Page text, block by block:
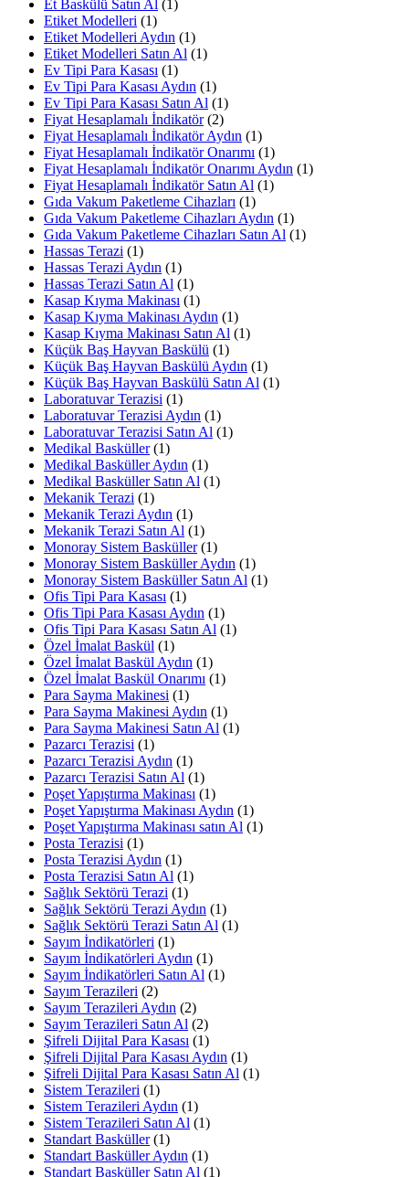
Et Baskülü Satın Al (1)
Etiket Modelleri (1)
Etiket Modelleri Aydın (1)
Etiket Modelleri Satın Al (1)
Ev Tipi Para Kasası (1)
Ev Tipi Para Kasası Aydın (1)
Ev Tipi Para Kasası Satın Al (1)
Fiyat Hesaplamalı İndikatör (2)
Fiyat Hesaplamalı İndikatör Aydın (1)
Fiyat Hesaplamalı İndikatör Onarımı (1)
Fiyat Hesaplamalı İndikatör Onarımı Aydın (1)
Fiyat Hesaplamalı İndikatör Satın Al (1)
Gıda Vakum Paketleme Cihazları (1)
Gıda Vakum Paketleme Cihazları Aydın (1)
Gıda Vakum Paketleme Cihazları Satın Al (1)
Hassas Terazi (1)
Hassas Terazi Aydın (1)
Hassas Terazi Satın Al (1)
Kasap Kıyma Makinası (1)
Kasap Kıyma Makinası Aydın (1)
Kasap Kıyma Makinası Satın Al (1)
Küçük Baş Hayvan Baskülü (1)
Küçük Baş Hayvan Baskülü Aydın (1)
Küçük Baş Hayvan Baskülü Satın Al (1)
Laboratuvar Terazisi (1)
Laboratuvar Terazisi Aydın (1)
Laboratuvar Terazisi Satın Al (1)
Medikal Basküller (1)
Medikal Basküller Aydın (1)
Medikal Basküller Satın Al (1)
Mekanik Terazi (1)
Mekanik Terazi Aydın (1)
Mekanik Terazi Satın Al (1)
Monoray Sistem Basküller (1)
Monoray Sistem Basküller Aydın (1)
Monoray Sistem Basküller Satın Al (1)
Ofis Tipi Para Kasası (1)
Ofis Tipi Para Kasası Aydın (1)
Ofis Tipi Para Kasası Satın Al (1)
Özel İmalat Baskül (1)
Özel İmalat Baskül Aydın (1)
Özel İmalat Baskül Onarımı (1)
Para Sayma Makinesi (1)
Para Sayma Makinesi Aydın (1)
Para Sayma Makinesi Satın Al (1)
Pazarcı Terazisi (1)
Pazarcı Terazisi Aydın (1)
Pazarcı Terazisi Satın Al (1)
Poşet Yapıştırma Makinası (1)
Poşet Yapıştırma Makinası Aydın (1)
Poşet Yapıştırma Makinası satın Al (1)
Posta Terazisi (1)
Posta Terazisi Aydın (1)
Posta Terazisi Satın Al (1)
Sağlık Sektörü Terazi (1)
Sağlık Sektörü Terazi Aydın (1)
Sağlık Sektörü Terazi Satın Al (1)
Sayım İndikatörleri (1)
Sayım İndikatörleri Aydın (1)
Sayım İndikatörleri Satın Al (1)
Sayım Terazileri (2)
Sayım Terazileri Aydın (2)
Sayım Terazileri Satın Al (2)
Şifreli Dijital Para Kasası (1)
Şifreli Dijital Para Kasası Aydın (1)
Şifreli Dijital Para Kasası Satın Al (1)
Sistem Terazileri (1)
Sistem Terazileri Aydın (1)
Sistem Terazileri Satın Al (1)
Standart Basküller (1)
Standart Basküller Aydın (1)
Standart Basküller Satın Al (1)